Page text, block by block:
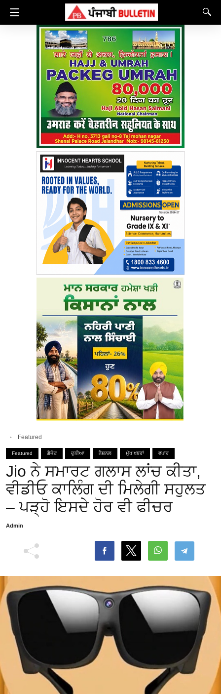
Featured
Featured ਗੈਜੇਟ ਦੁਨੀਆ ਨੈਸ਼ਨਲ ਮੁੱਖ ਖਬਰਾਂ ਵਪਾਰ
Jio ਨੇ ਸਮਾਰਟ ਗਲਾਸ ਲਾਂਚ ਕੀਤਾ,
ਵੀਡੀਓ ਕਾਲਿੰਗ ਦੀ ਮਿਲੇਗੀ ਸਹੁਲਤ
– ਪੜ੍ਹੋ ਇਸਦੇ ਹੋਰ ਵੀ ਫੀਚਰ
Admin